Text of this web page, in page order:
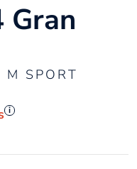
Gran
SPORT
i